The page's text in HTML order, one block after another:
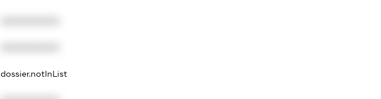
dossier.notInList